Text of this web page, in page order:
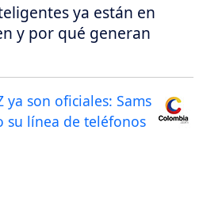
ya están en
y por qué generan